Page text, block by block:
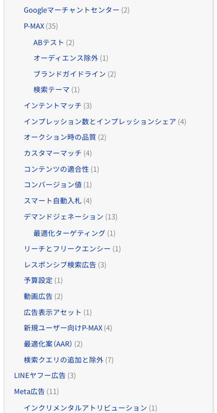
Googleマーチャントセンター (2)
P-MAX(35)
ABテスト (2)
オーディエンス除外 (1)
ブランドガイドライン (2)
検索テーマ (1)
インテントマッチ (3)
インプレッション数とインプレッションシェア (4)
オークション時の品質 (2)
カスタマーマッチ (4)
コンテンツの適合性 (1)
コンバージョン値 (1)
スマート自動入札 (4)
デマンドジェネーション (13)
最適化ターゲティング (1)
リーチとフリークエンシー (1)
レスポンシブ検索広告 (3)
予算設定 (1)
動画広告 (2)
広告表示アセット (1)
新規ユーザー向けP-MAX(4)
最適化案（AAR） (2)
検索クエリの追加と除外 (7)
LINEヤフー広告 (3)
Meta広告 (11)
インクリメンタルアトリビューション (1)